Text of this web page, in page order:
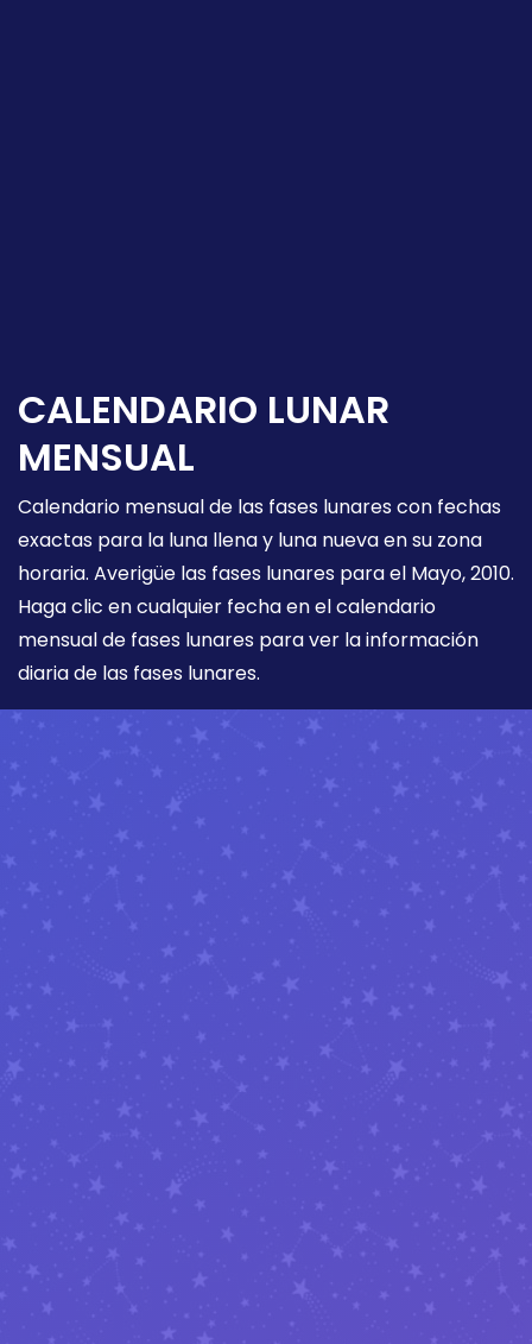
CALENDARIO LUNAR
MENSUAL
Calendario mensual de las fases lunares con fechas
exactas para la luna llena y luna nueva en su zona
horaria. Averigüe las fases lunares para el Mayo, 2010.
Haga clic en cualquier fecha en el calendario
mensual de fases lunares para ver la información
diaria de las fases lunares.